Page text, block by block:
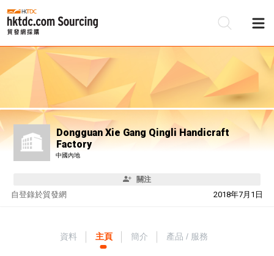
Dongguan Xie Gang Qingli Handicraft
Factory
中國內地
關注
自 2018年7月1日
登錄於貿發網
資料 主頁 簡介 產品 / 服務